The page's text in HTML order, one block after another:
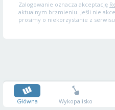
Zalogowanie oznacza akceptację
aktualnym brzmieniu. Jeśli nie
prosimy o niekorzystanie z
Główna Wykopalisko